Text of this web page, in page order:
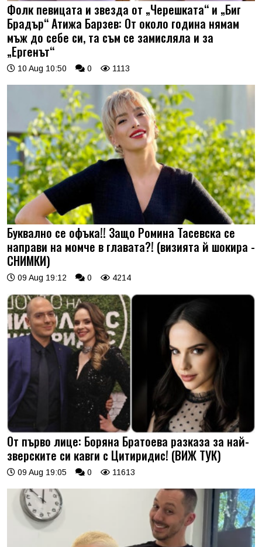
Фолк певицата и звезда от „Черешката“ и „Биг
Брадър“ Атижа Барзев: От около година нямам
мъж до себе си, та съм се замисляла и за
„Ергенът“
10 Aug 10:50 0 1113
Буквално се офъка!! Защо Ромина Тасевска се
направи на момче в главата?! (визията й шокира -
СНИМКИ)
09 Aug 19:12 0 4214
От първо лице: Боряна Братоева разказа за най-
зверските си кавги с Цитиридис! (ВИЖ ТУК)
09 Aug 19:05 0 11613